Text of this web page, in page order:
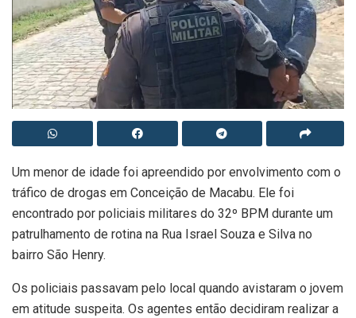
Um menor de idade foi apreendido por envolvimento com o
tráfico de drogas em Conceição de Macabu. Ele foi
encontrado por policiais militares do 32º BPM durante um
patrulhamento de rotina na Rua Israel Souza e Silva no
bairro São Henry.
Os policiais passavam pelo local quando avistaram o jovem
em atitude suspeita. Os agentes então decidiram realizar a